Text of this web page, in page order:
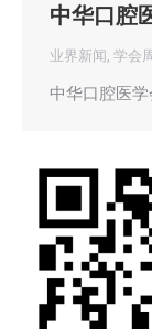
中华口腔
业界新闻 学会
中华口腔医